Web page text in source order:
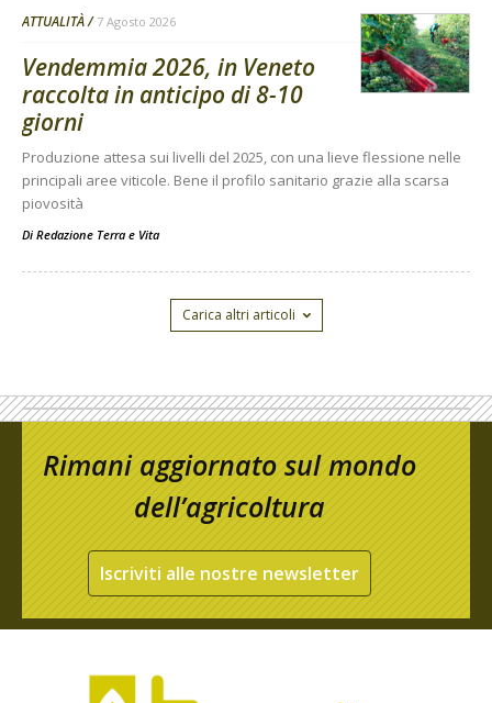
ATTUALITÀ 7 Agosto 2026
Vendemmia 2026, in Veneto
raccolta in anticipo di 8-10
giorni
Produzione attesa sui livelli del 2025, con una lieve flessione nelle
principali aree viticole. Bene il profilo sanitario grazie alla scarsa
piovosità
Di Redazione Terra e Vita
Carica altri articoli
Rimani aggiornato sul mondo
dell’agricoltura
Iscriviti alle nostre newsletter